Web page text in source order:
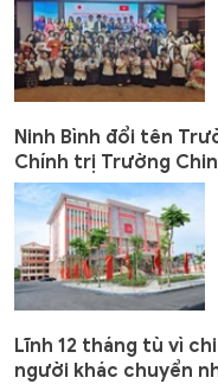
Ninh Bình đổi tên
Chính trị Trường
Lĩnh 12 tháng tù vì
người khác chuyển